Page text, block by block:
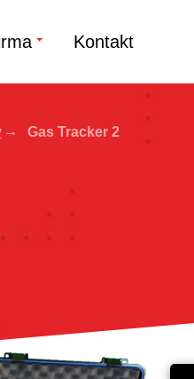
Kontakt
Gas Tracker 2